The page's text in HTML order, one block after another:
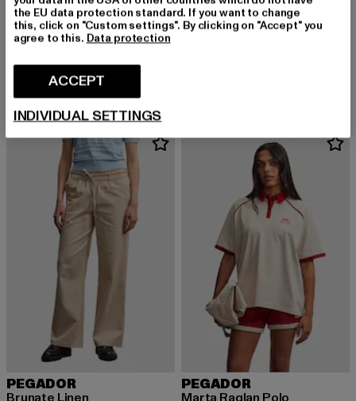
PEGADOR
Brunate Linen
EUR 34,99
Derzeitiger Preis: EUR 34,99
PEGADOR PEGADOR
the EU data protection standard. If you want to change
this, click on "Custom settings". By clicking on "Accept" you
agree to this. Data protection
ACCEPT
INDIVIDUAL SETTINGS